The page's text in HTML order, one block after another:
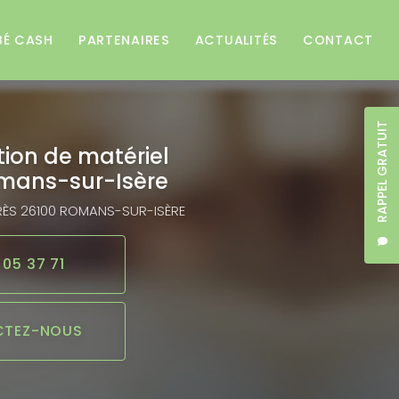
RAPPEL GRATUIT
CASH PARTENAIRES ACTUALITÉS CONTACT
de matériel
sur-Isère
26100 ROMANS-SUR-ISÈRE
37 71
NOUS